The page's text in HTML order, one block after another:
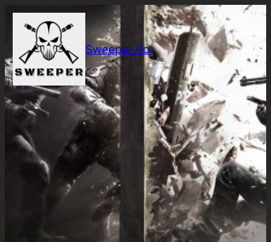
Sari
conținut
Sweeper.Ro